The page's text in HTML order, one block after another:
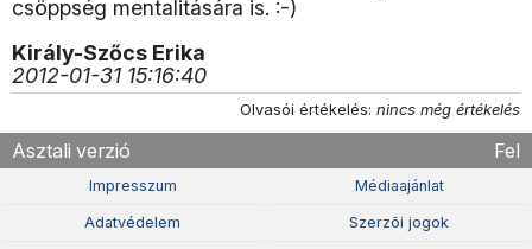
csöppség mentalitására is. :-)
Király-Szőcs Erika
2012-01-31 15:16:40
Olvasói értékelés: nincs még értékelés
Asztali verzió Fel
Impresszum Médiaajánlat
Adatvédelem Szerzõi jogok